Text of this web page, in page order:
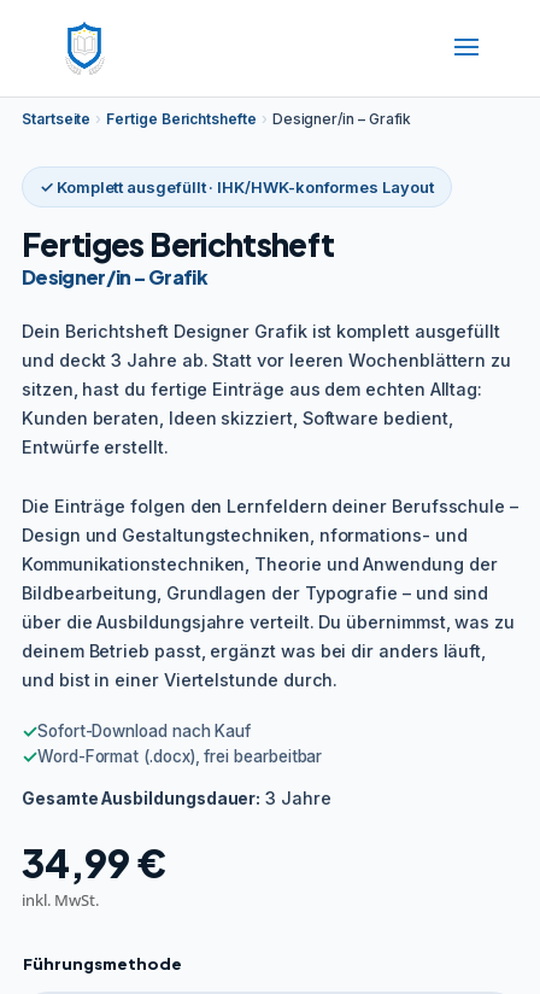
Startseite › Fertige Berichtshefte › Designer/in – Grafik
✓ Komplett ausgefüllt · IHK/HWK-konformes Layout
Fertiges Berichtsheft
Designer/in – Grafik
Dein Berichtsheft Designer Grafik ist komplett ausgefüllt
und deckt 3 Jahre ab. Statt vor leeren Wochenblättern zu
sitzen, hast du fertige Einträge aus dem echten Alltag:
Kunden beraten, Ideen skizziert, Software bedient,
Entwürfe erstellt.
Die Einträge folgen den Lernfeldern deiner Berufsschule –
Design und Gestaltungstechniken, nformations- und
Kommunikationstechniken, Theorie und Anwendung der
Bildbearbeitung, Grundlagen der Typografie – und sind
über die Ausbildungsjahre verteilt. Du übernimmst, was zu
deinem Betrieb passt, ergänzt was bei dir anders läuft,
und bist in einer Viertelstunde durch.
✓Sofort-Download nach Kauf
✓Word-Format (.docx), frei bearbeitbar
Gesamte Ausbildungsdauer: 3 Jahre
34,99€
inkl. MwSt.
Führungsmethode